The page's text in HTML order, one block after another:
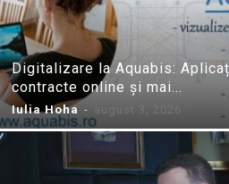
Digitalizare la Aquabis:
contracte online și mai...
Iulia Hoha - august 3, 2026